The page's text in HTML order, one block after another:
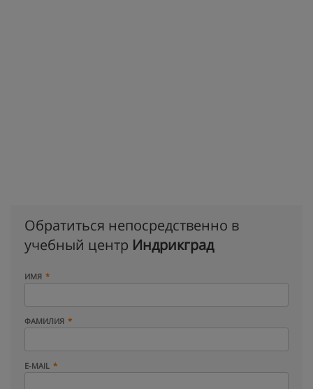
Обратиться непосредственно в
учебный центр Индрикград
ИМЯ
ФАМИЛИЯ
E-MAIL